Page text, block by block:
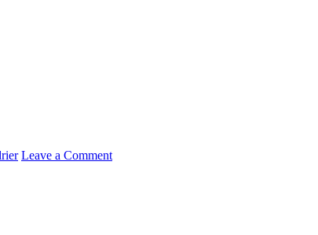
Leave a Comment